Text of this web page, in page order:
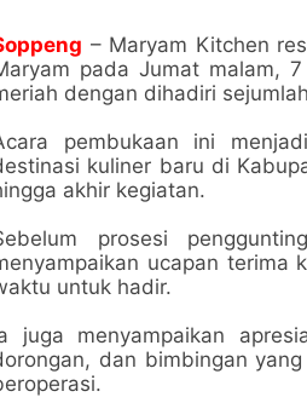
– Maryam Kitchen
pada Jumat malam,
dengan dihadiri
pembukaan ini
kuliner baru di
akhir kegiatan.
prosesi
ucapan terima
untuk hadir.
juga menyampaikan
dan bimbingan